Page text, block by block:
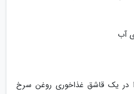
در یک قاشق غذاخوری روغن سرخ